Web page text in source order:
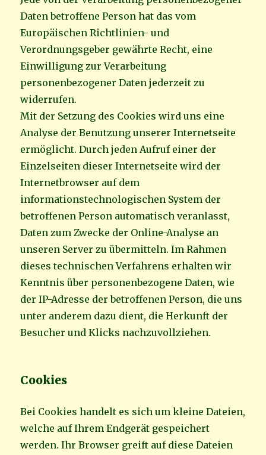
Daten betroffene Person hat das vom
Europäischen Richtlinien- und
Verordnungsgeber gewährte Recht, eine
Einwilligung zur Verarbeitung
personenbezogener Daten jederzeit zu
widerrufen.
Mit der Setzung des Cookies wird uns eine
Analyse der Benutzung unserer Internetseite
ermöglicht. Durch jeden Aufruf einer der
Einzelseiten dieser Internetseite wird der
Internetbrowser auf dem
informationstechnologischen System der
betroffenen Person automatisch veranlasst,
Daten zum Zwecke der Online-Analyse an
unseren Server zu übermitteln. Im Rahmen
dieses technischen Verfahrens erhalten wir
Kenntnis über personenbezogene Daten, wie
der IP-Adresse der betroffenen Person, die uns
unter anderem dazu dient, die Herkunft der
Besucher und Klicks nachzuvollziehen.
Cookies
Bei Cookies handelt es sich um kleine Dateien,
welche auf Ihrem Endgerät gespeichert
werden. Ihr Browser greift auf diese Dateien